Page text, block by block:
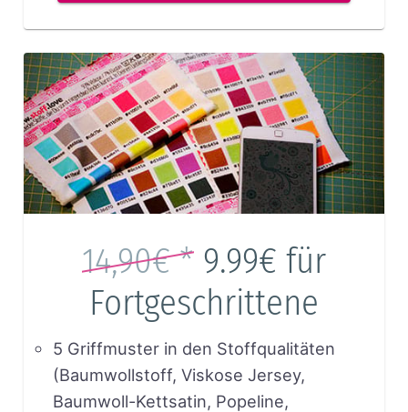
14,90€ * 9.99€ für
Fortgeschrittene
5 Griffmuster in den Stoffqualitäten
(Baumwollstoff, Viskose Jersey,
Baumwoll-Kettsatin, Popeline,